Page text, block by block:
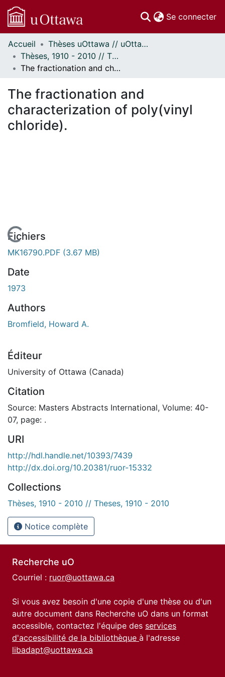
Se connecter
Communautés
et collections
Parcourir
À propos
Accueil
Thèses uOttawa // uOttawa Theses
Thèses, 1910 - 2010 // Theses, 1910 - 2010
The fractionation and characterization of poly(vinyl chloride).
The fractionation and
characterization of poly(vinyl
chloride).
En cours de chargement...
Fichiers
MK16790.PDF (3.67 MB)
Date
1973
Authors
Bromfield, Howard A.
Éditeur
University of Ottawa (Canada)
Citation
Source: Masters Abstracts International, Volume: 40-
07, page: .
URI
http://hdl.handle.net/10393/7439
http://dx.doi.org/10.20381/ruor-15332
Collections
Thèses, 1910 - 2010 // Theses, 1910 - 2010
Notice complète
Recherche uO
Courriel : ruor@uottawa.ca
Si vous avez besoin d'une copie d'une thèse ou d'un
autre document dans Recherche uO dans un format
accessible, contactez l'équipe des services
d'accessibilité de la bibliothèque à l'adresse
libadapt@uottawa.ca